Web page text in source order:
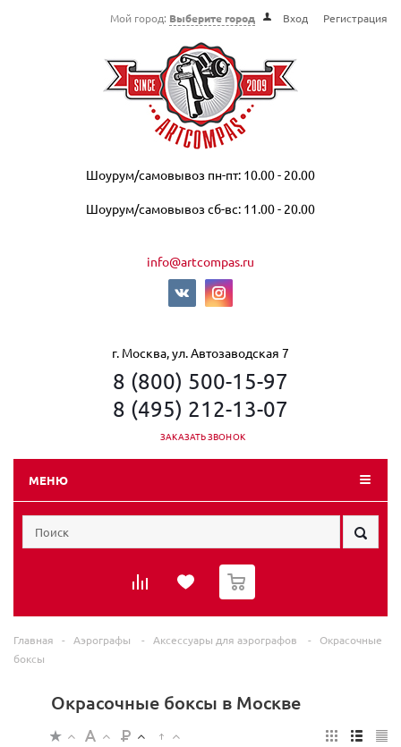
Мой город: Выберите город Вход Регистрация
Шоурум/самовывоз пн-пт: 10.00 - 20.00
Шоурум/самовывоз сб-вс: 11.00 - 20.00
info@artcompas.ru
г. Москва, ул. Автозаводская 7
8 (800) 500-15-97
8 (495) 212-13-07
ЗАКАЗАТЬ ЗВОНОК
МЕНЮ
0
Главная - Аэрографы - Аксессуары для аэрографов -
Окрасочные
боксы
Окрасочные боксы в Москве